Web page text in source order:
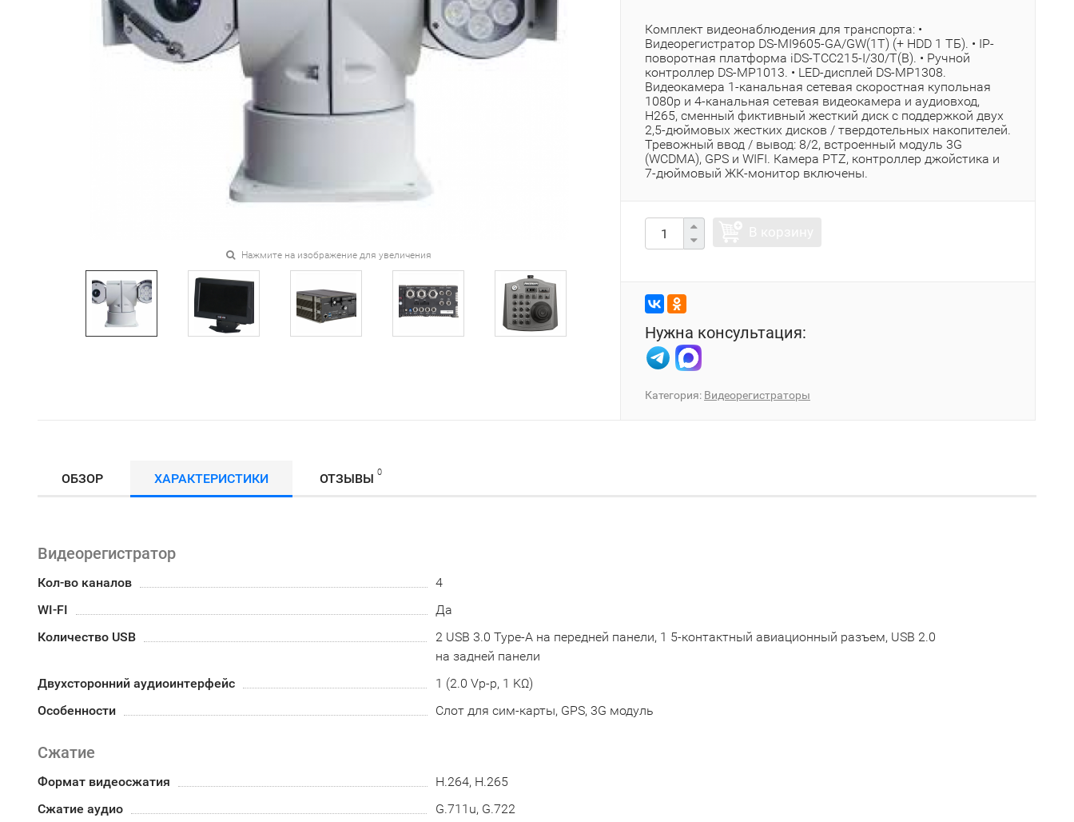
Нажмите на изображение для увеличения
Комплект видеонаблюдения для транспорта: •
Видеорегистратор DS-MI9605-GA/GW(1T) (+ HDD 1 ТБ). • IP-
поворотная платформа iDS-TCC215-I/30/T(B). • Ручной
контроллер DS-MP1013. • LED-дисплей DS-MP1308.
Видеокамера 1-канальная сетевая скоростная купольная
1080p и 4-канальная сетевая видеокамера и аудиовход,
H265, сменный фиктивный жесткий диск с поддержкой двух
2,5-дюймовых жестких дисков / твердотельных накопителей.
Тревожный ввод / вывод: 8/2, встроенный модуль 3G
(WCDMA), GPS и WIFI. Камера PTZ, контроллер джойстика и
7-дюймовый ЖК-монитор включены.
Нужна консультация:
Категория: Видеорегистраторы
ОБЗОР ХАРАКТЕРИСТИКИ ОТЗЫВЫ 0
Видеорегистратор
Кол-во каналов
4
WI-FI
Да
Количество USB
2 USB 3.0 Type-A на передней панели, 1 5-контактный авиационный разъем, USB 2.0
на задней панели
Двухсторонний аудиоинтерфейс
1 (2.0 Vp-p, 1 KΩ)
Особенности
Слот для сим-карты, GPS, 3G модуль
Сжатие
Формат видеосжатия
H.264, H.265
Сжатие аудио
G.711u, G.722